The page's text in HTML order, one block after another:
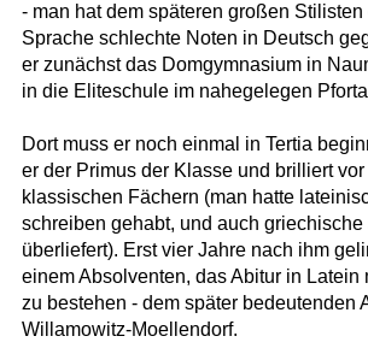
- man hat dem späteren großen
Sprache schlechte Noten in Deutsch
er zunächst das Domgymnasium in
in die Eliteschule im nahegelegen
Dort muss er noch einmal in Tertia
er der Primus der Klasse und brilliert
klassischen Fächern (man hatte
schreiben gehabt, und auch
überliefert). Erst vier Jahre nach ihm
einem Absolventen, das Abitur in Latein
zu bestehen - dem später bedeutenden
Willamowitz-Moellendorf.